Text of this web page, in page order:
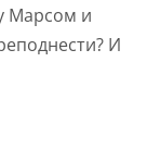
Марсом и
И